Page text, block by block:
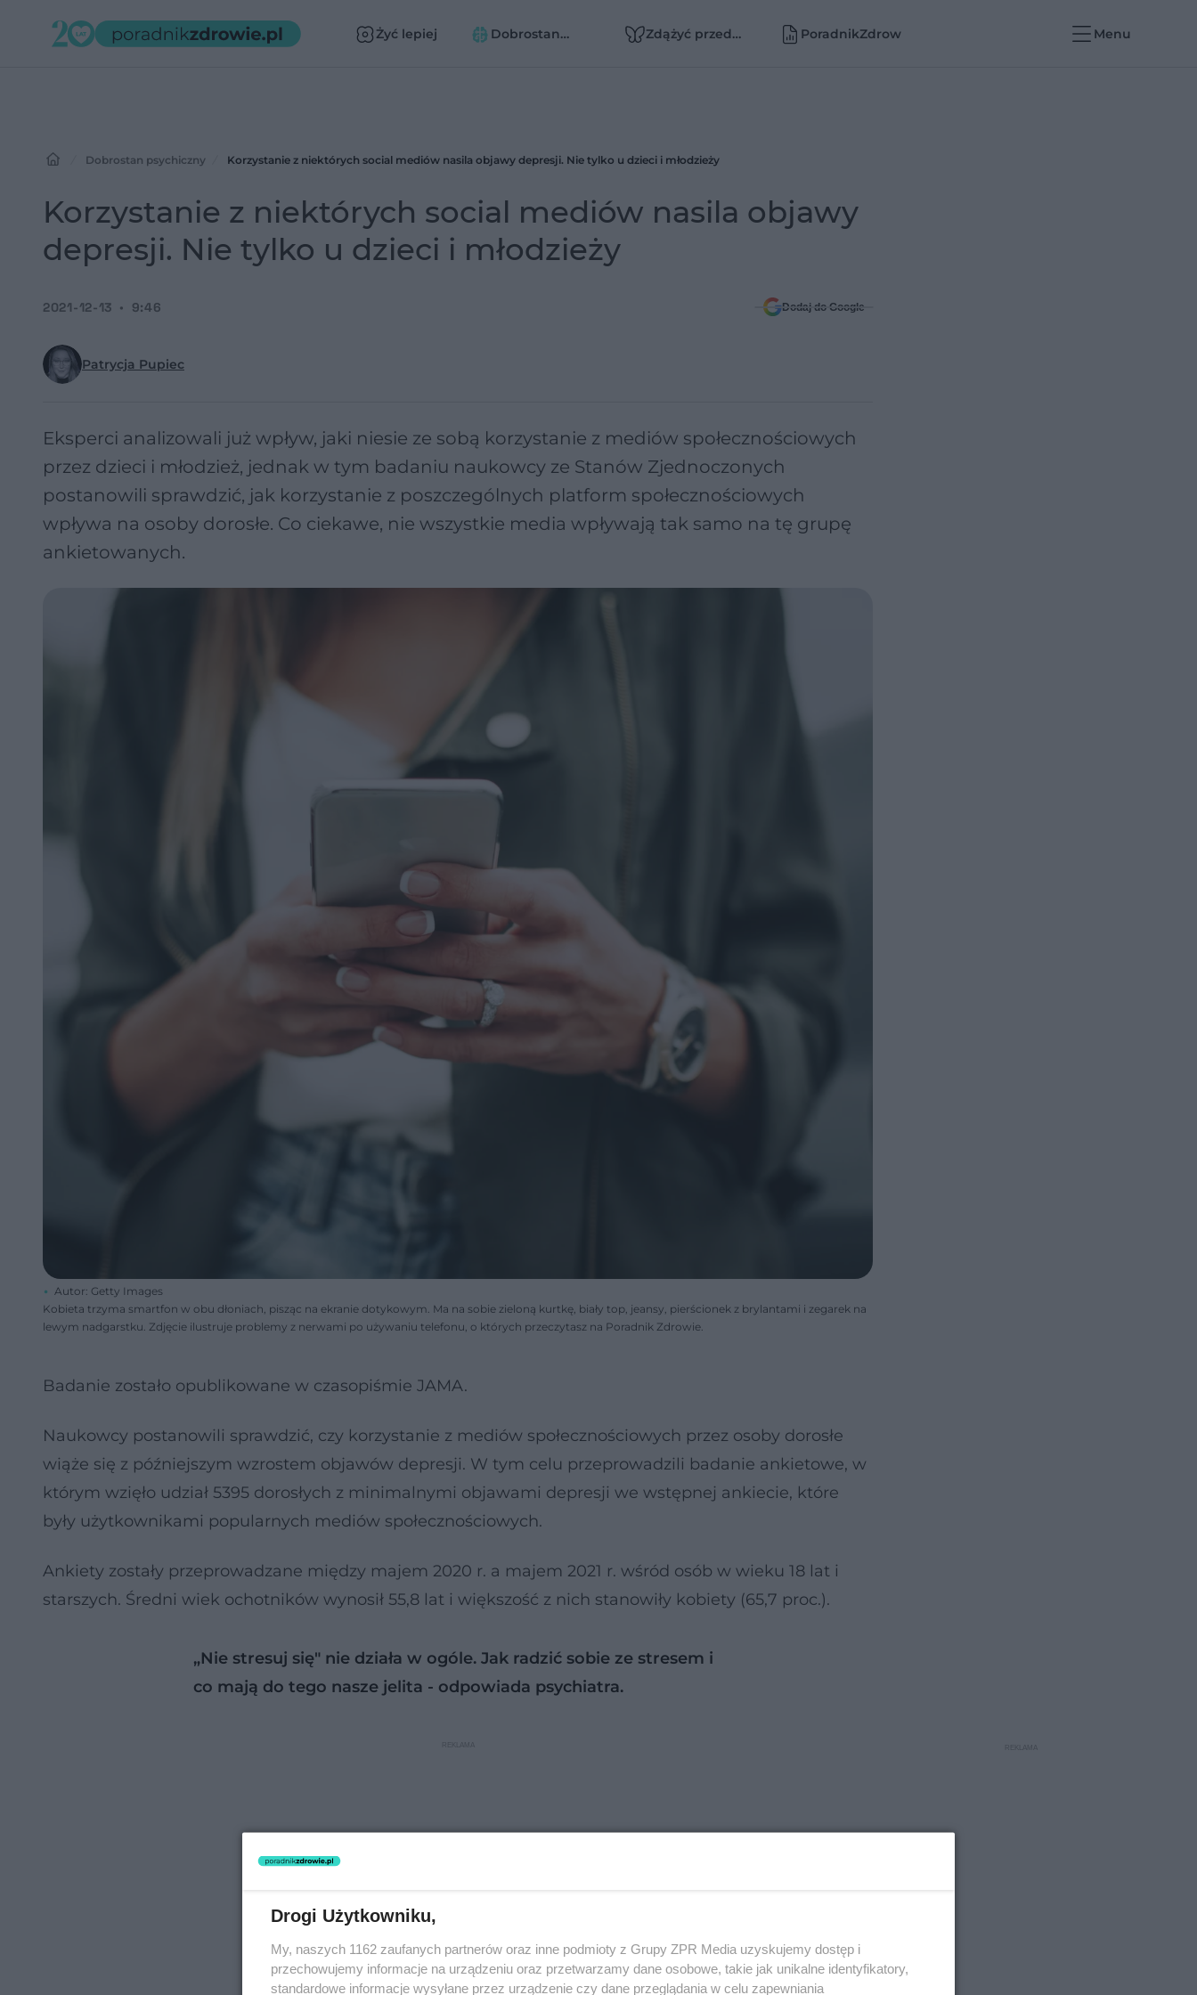
Żyć lepiej
Dobrostan
Zdążyć przed
PoradnikZdrowie Menu
Dobrostan psychiczny Korzystanie z niektórych social mediów nasila objawy depresji. Nie tylko u dzieci i młodzieży
Korzystanie z niektórych social mediów nasila objawy
depresji. Nie tylko u dzieci i młodzieży
Patrycja Pupiec
2021-12-13 9:46 Dodaj do Google
Eksperci analizowali już wpływ, jaki niesie ze sobą korzystanie z mediów społecznościowych
przez dzieci i młodzież, jednak w tym badaniu naukowcy ze Stanów Zjednoczonych
postanowili sprawdzić, jak korzystanie z poszczególnych platform społecznościowych
wpływa na osoby dorosłe. Co ciekawe, nie wszystkie media wpływają tak samo na tę grupę
ankietowanych.
Autor: Getty Images
Kobieta trzyma smartfon w obu dłoniach, pisząc na ekranie dotykowym. Ma na sobie zieloną kurtkę, biały top, jeansy, pierścionek z brylantami i zegarek na
lewym nadgarstku. Zdjęcie ilustruje problemy z nerwami po używaniu telefonu, o których przeczytasz na Poradnik Zdrowie.
Badanie zostało opublikowane w czasopiśmie JAMA.
Naukowcy postanowili sprawdzić, czy korzystanie z mediów społecznościowych przez osoby dorosłe
wiąże się z późniejszym wzrostem objawów depresji. W tym celu przeprowadzili badanie ankietowe, w
którym wzięło udział 5395 dorosłych z minimalnymi objawami depresji we wstępnej ankiecie, które
były użytkownikami popularnych mediów społecznościowych.
Ankiety zostały przeprowadzane między majem 2020 r. a majem 2021 r. wśród osób w wieku 18 lat i
starszych. Średni wiek ochotników wynosił 55,8 lat i większość z nich stanowiły kobiety (65,7 proc.).
„Nie stresuj się" nie działa w ogóle. Jak radzić sobie ze stresem i
co mają do tego nasze jelita - odpowiada psychiatra.
Drogi Użytkowniku,
My, naszych 1162 zaufanych partnerów oraz inne podmioty z Grupy ZPR Media uzyskujemy dostęp i
przechowujemy informacje na urządzeniu oraz przetwarzamy dane osobowe, takie jak unikalne identyfikatory,
standardowe informacje wysyłane przez urządzenie czy dane przeglądania w celu zapewniania